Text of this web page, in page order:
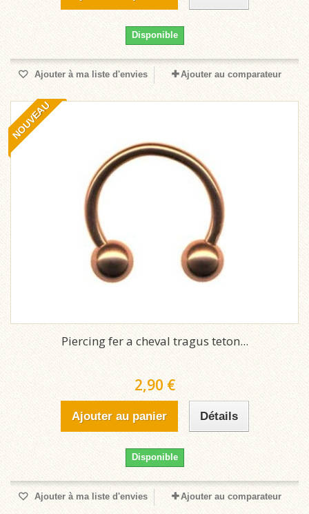
Disponible
Ajouter à ma liste d'envies Ajouter au comparateur
NOUVEAU
Piercing fer a cheval tragus teton...
2,90 €
Ajouter au panier Détails
Disponible
Ajouter à ma liste d'envies Ajouter au comparateur